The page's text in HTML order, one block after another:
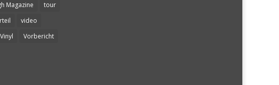
Magazine
tour
video
Vinyl Vorbericht